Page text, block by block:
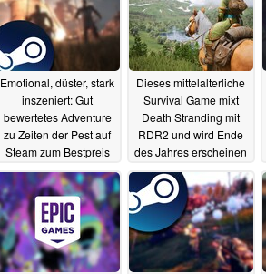
Emotional, düster, stark
inszeniert: Gut
bewertetes Adventure
zu Zeiten der Pest auf
Steam zum Bestpreis
erhältlich28.07.2025
Dieses mittelalterliche
Survival Game mixt
Death Stranding mit
RDR2 und wird Ende
des Jahres erscheinen
27.07.2025